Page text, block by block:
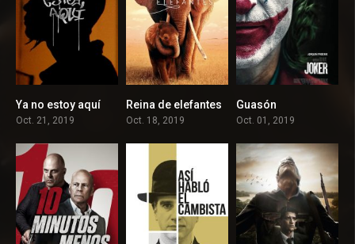
7.3
Ya no estoy aquí
Oct. 21, 2019
7.8
Reina de elefantes
Oct. 18, 2019
Guasón
Oct. 01, 2019